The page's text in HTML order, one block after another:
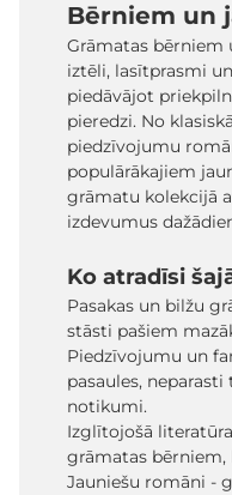
Bērniem un
Grāmatas
iztēli, lasītprasmi
piedāvājot
pieredzi. No
piedzīvojumu
populārākajiem
grāmatu kolekcijā
izdevumus
Ko atradīsi
Pasakas un bilžu
stāsti pašiem
Piedzīvojumu un
pasaules,
notikumi.
Izglītojošā
grāmatas bērniem,
Jauniešu romāni -